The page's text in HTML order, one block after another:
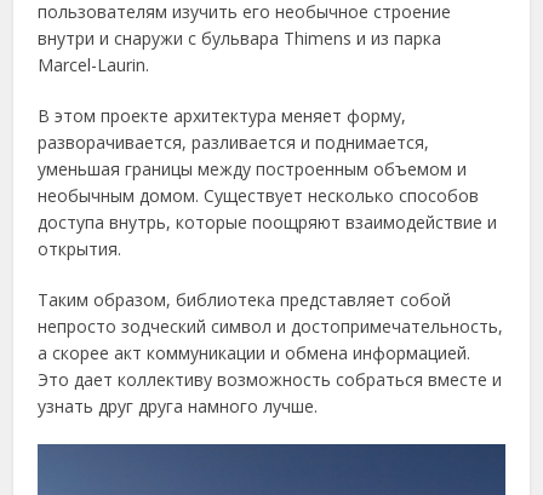
пользователям изучить его необычное строение
внутри и снаружи с бульвара Thimens и из парка
Marcel-Laurin.
В этом проекте архитектура меняет форму,
разворачивается, разливается и поднимается,
уменьшая границы между построенным объемом и
необычным домом. Существует несколько способов
доступа внутрь, которые поощряют взаимодействие и
открытия.
Таким образом, библиотека представляет собой
непросто зодческий символ и достопримечательность,
а скорее акт коммуникации и обмена информацией.
Это дает коллективу возможность собраться вместе и
узнать друг друга намного лучше.